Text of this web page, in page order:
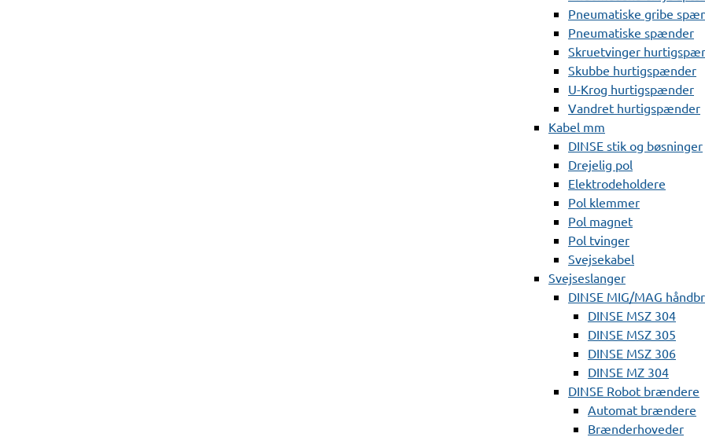
Pneumatiske gribe
Pneumatiske spænder
Skruetvinger
Skubbe hurtigspænder
U-Krog hurtigspænder
Vandret hurtigspænder
Kabel mm
DINSE stik og bøsninger
Drejelig pol
Elektrodeholdere
Pol klemmer
Pol magnet
Pol tvinger
Svejsekabel
Svejseslanger
DINSE MIG/MAG
DINSE MSZ 304
DINSE MSZ 305
DINSE MSZ 306
DINSE MZ 304
DINSE Robot brændere
Automat brændere
Brænderhoveder